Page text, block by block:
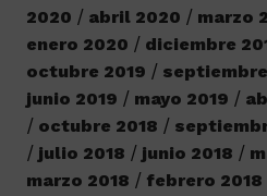
2020
abril 2020 marzo
enero 2020
diciembre
octubre 2019
junio 2019
mayo 2019
octubre 2018
julio 2018
junio 2018
marzo 2018
febrero 2018